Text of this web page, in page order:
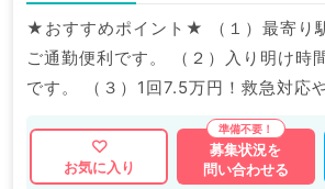
★おすすめポイント★ （１）最寄り
ご通勤便利です。 （２）入り明け時
です。 （３）1回7.5万円！救急対応
応の際はインセンティブ支給もございます。
DOCTORでは病院やクリニックなど
もちろんのこと、 掲載情報以外にも
お気に入り
募集状況を
問い合わせる